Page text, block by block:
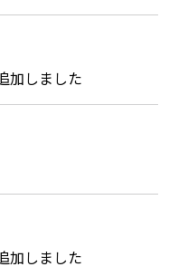
加しました
加しました